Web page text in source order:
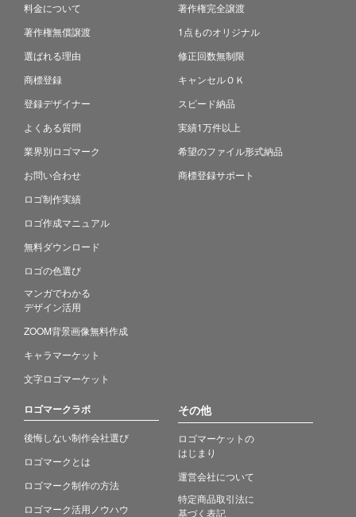
料金について
著作権無償譲渡
選ばれる理由
商標登録
登録デザイナー
よくある質問
業界別ロゴマーク
お問い合わせ
ロゴ制作実績
ロゴ作成マニュアル
無料ダウンロード
ロゴの色選び
マンガでわかる
デザイン活用
ZOOM背景画像無料作成
キャラマーケット
文字ロゴマーケット
著作権完全譲渡
1点ものオリジナル
修正回数無制限
キャンセルＯＫ
スピード納品
実績1万件以上
希望のファイル形式納品
商標登録サポート
ロゴマークラボ
後悔しない制作会社選び
ロゴマークとは
ロゴマーク制作の方法
ロゴマーク活用ノウハウ
その他
ロゴマーケットの
はじまり
運営会社について
特定商品取引法に
基づく表記